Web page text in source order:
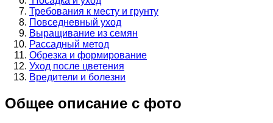
Требования к месту и грунту
Повседневный уход
Выращивание из семян
Рассадный метод
Обрезка и формирование
Уход после цветения
Вредители и болезни
Общее описание с фото